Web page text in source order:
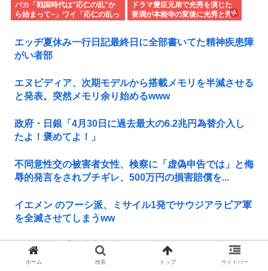
バカ「戦国時代は"応仁の乱"か
ら始まって~」ワイ「応仁の乱っ
や…あっ…」
ドラマ豊臣兄弟で光秀を演じた
要潤が本能寺の変後に光秀と秀
エッヂ夏休み一行日記最終日に全部書いてた精神疾患障
がい者部
エヌビディア、次期モデルから搭載メモリを半減させる
と発表。突然メモリ余り始めるwww
政府・日銀「4月30日に過去最大の6.2兆円為替介入し
たよ！褒めてよ！」
不同意性交の被害者女性、検察に「虚偽申告では」と侮
辱的発言をされブチギレ、500万円の損害賠償を...
イエメン のフーシ派、ミサイル1発でサウジアラビア軍
を全滅させてしまうww
エッヂ民が『淡路島（人口12万人）』について知って
ること
ホーム 検索 トップ サイドバー